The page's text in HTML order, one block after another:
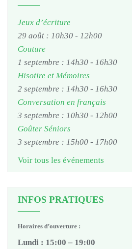
Jeux d’écriture
29 août : 10h30 - 12h00
Couture
1 septembre : 14h30 - 16h30
Hisotire et Mémoires
2 septembre : 14h30 - 16h30
Conversation en français
3 septembre : 10h30 - 12h00
Goûter Séniors
3 septembre : 15h00 - 17h00
Voir tous les événements
INFOS PRATIQUES
Horaires d’ouverture :
Lundi : 15:00 – 19:00